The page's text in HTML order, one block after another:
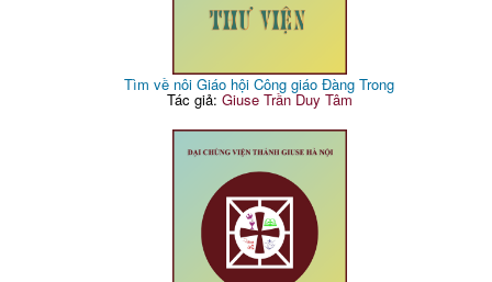
Tìm về nôi Giáo hội Công giáo Đàng Trong
Tác giả: Giuse Trần Duy Tâm